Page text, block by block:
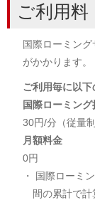
ご利用料
国際ローミン
がかかります。
ご利用毎に以下
国際ローミング
30円/分（従量制
月額料金
0円
・ 国際ローミ
間の累計で計